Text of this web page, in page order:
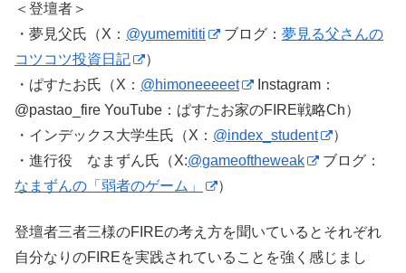
＜登壇者＞
・夢見父氏（X： @yumemititi ブログ： 夢見る父さんの
コツコツ投資日記
）
・ぱすたお氏（X： @himoneeeeet
Instagram：
@pastao_fire YouTube：ぱすたお家のFIRE戦略Ch）
・インデックス大学生氏（X： @index_student
）
・進行役 なまずん氏（X:@gameoftheweak
ブログ：
なまずんの「弱者のゲーム」
）
登壇者三者三様のFIREの考え方を聞いているとそれぞれ
自分なりのFIREを実践されていることを強く感じまし